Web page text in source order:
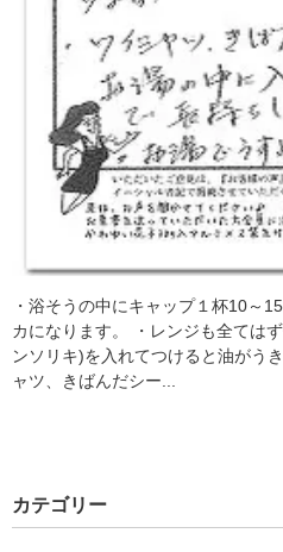
・浴そうの中にキャップ１杯10～
カになります。 ・レンジも全ては
ンソリキ)を入れてつけると油がう
ャツ、きばんだシー...
カテゴリー